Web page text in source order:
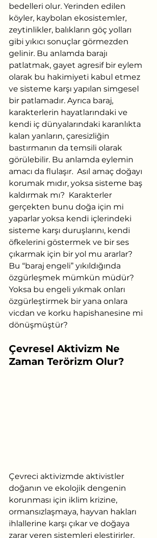
bedelleri olur. Yerinden edilen
köyler, kaybolan ekosistemler,
zeytinlikler, balıkların göç yolları
gibi yıkıcı sonuçlar görmezden
gelinir. Bu anlamda barajı
patlatmak, gayet agresif bir eylem
olarak bu hakimiyeti kabul etmez
ve sisteme karşı yapılan simgesel
bir patlamadır. Ayrıca baraj,
karakterlerin hayatlarındaki ve
kendi iç dünyalarındaki karanlıkta
kalan yanların, çaresizliğin
bastırmanın da temsili olarak
görülebilir. Bu anlamda eylemin
amacı da flulaşır.  Asıl amaç doğayı
korumak mıdır, yoksa sisteme baş
kaldırmak mı?  Karakterler
gerçekten bunu doğa için mi
yaparlar yoksa kendi içlerindeki
sisteme karşı duruşlarını, kendi
öfkelerini göstermek ve bir ses
çıkarmak için bir yol mu ararlar?
Bu “baraj engeli” yıkıldığında
özgürleşmek mümkün müdür?
Yoksa bu engeli yıkmak onları
özgürleştirmek bir yana onlara
vicdan ve korku hapishanesine mi
dönüşmüştür?
Çevresel Aktivizm Ne
Zaman Terörizm Olur?
Çevreci aktivizmde aktivistler
doğanın ve ekolojik dengenin
korunması için iklim krizine,
ormansızlaşmaya, hayvan hakları
ihlallerine karşı çıkar ve doğaya
zarar veren sistemleri eleştirirler.